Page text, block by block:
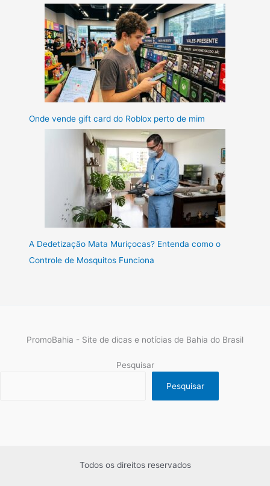
Onde vende gift card do Roblox perto de mim
A Dedetização Mata Muriçocas? Entenda como o
Controle de Mosquitos Funciona
PromoBahia - Site de dicas e notícias de Bahia do Brasil
Pesquisar
Pesquisar
Todos os direitos reservados